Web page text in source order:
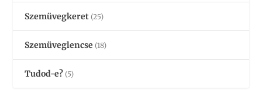
Szemüvegkeret (25)
Szemüveglencse (18)
Tudod-e? (5)